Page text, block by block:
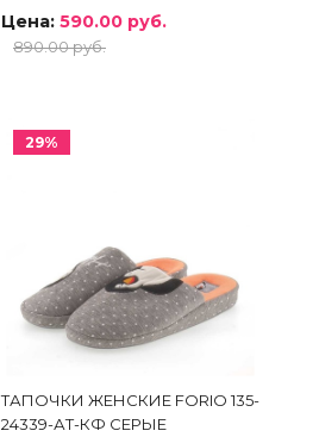
Цена: 590.00 руб.
890.00 руб.
29%
ТАПОЧКИ ЖЕНСКИЕ FORIО 135-
24339-АТ-КФ СЕРЫЕ